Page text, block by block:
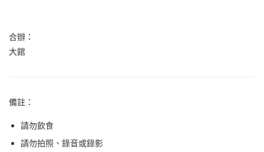
合辦：
大館
備註：
請勿飲食
請勿拍照、錄音或錄影